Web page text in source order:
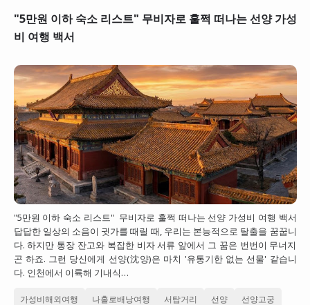
"5만원 이하 숙소 리스트" 무비자로 훌쩍 떠나는 선양 가성
비 여행 백서
"5만원 이하 숙소 리스트" 무비자로 훌쩍 떠나는 선양 가성비 여행 백서
답답한 일상의 소음이 귓가를 때릴 때, 우리는 본능적으로 탈출을 꿈꿉니
다. 하지만 통장 잔고와 복잡한 비자 서류 앞에서 그 꿈은 번번이 무너지
곤 하죠. 그런 당신에게 선양(沈양)은 마치 '유통기한 없는 선물' 같습니
다. 인천에서 이륙해 기내식…
가성비해외여행 나홀로배낭여행 서탑거리 선양 선양고궁